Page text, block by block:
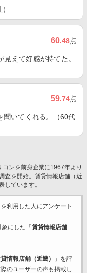
60.48点
えて好感が持てた。
59.74点
聞いてくれる。（60代
ンを前身企業に1967年より
査を開始。賃貸情報店舗（近
しています。
利用した 人にアンケート
にした「 賃貸情報店舗
情報店舗（近畿）
」を評
のユーザーの声も掲載し